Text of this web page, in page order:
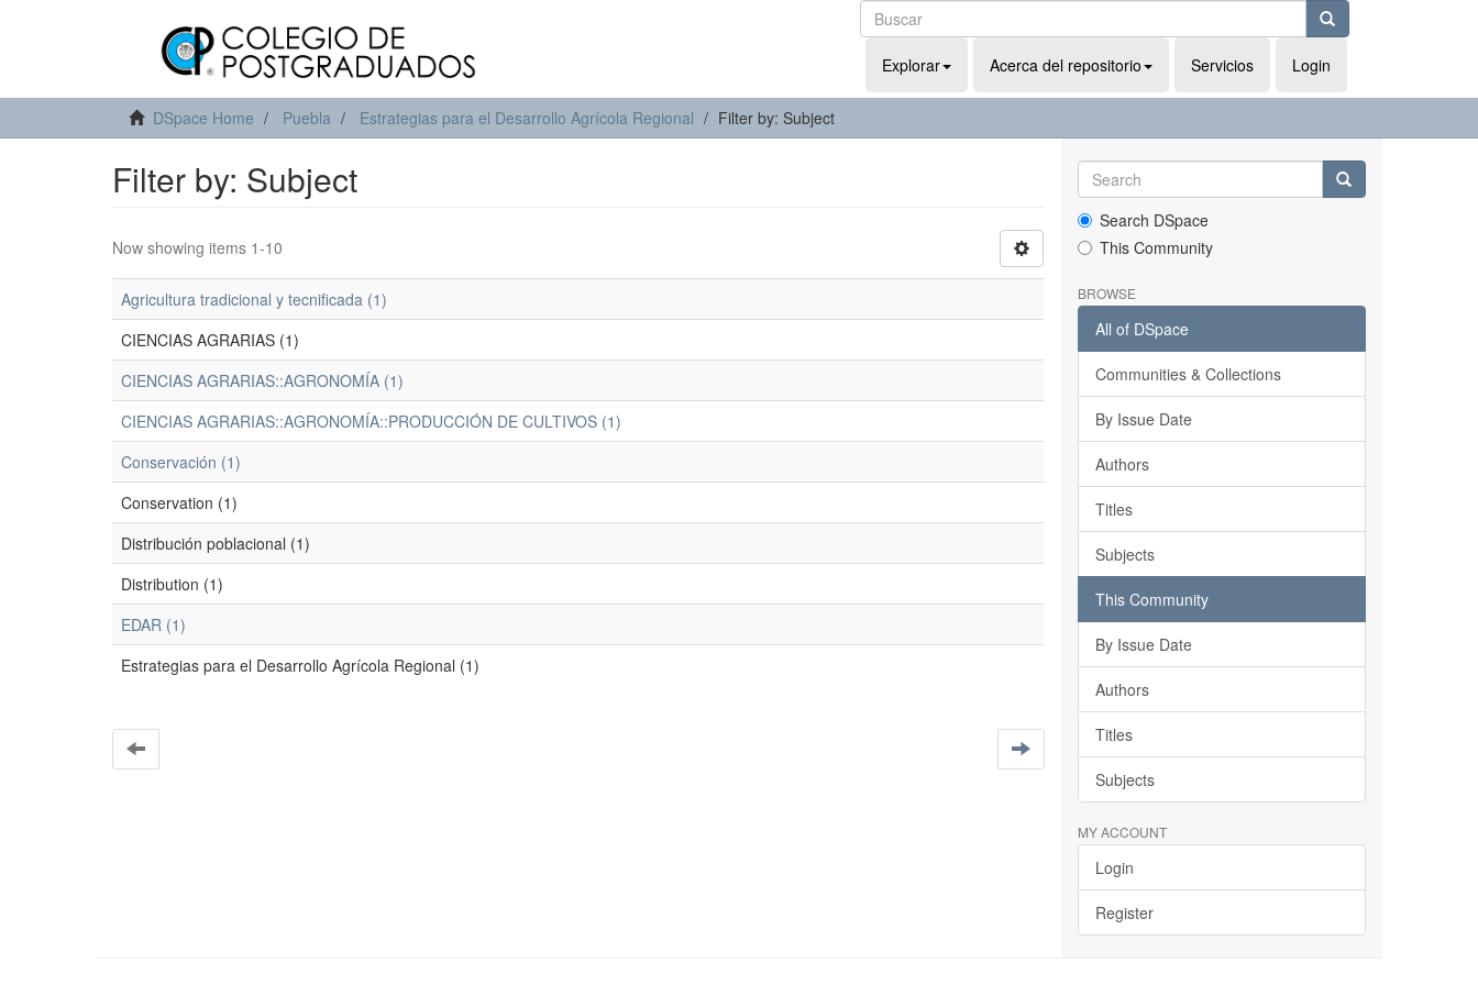
Explorar Acerca del repositorio Servicios Login
DSpace Home Puebla Estrategias para el Desarrollo Agrícola Regional Filter by: Subject
Filter by: Subject
Now showing items 1-10
Agricultura tradicional y tecnificada (1)
CIENCIAS AGRARIAS (1)
CIENCIAS AGRARIAS::AGRONOMÍA (1)
CIENCIAS AGRARIAS::AGRONOMÍA::PRODUCCIÓN DE CULTIVOS (1)
Conservación (1)
Conservation (1)
Distribución poblacional (1)
Distribution (1)
EDAR (1)
Estrategias para el Desarrollo Agrícola Regional (1)
Search DSpace
This Community
BROWSE
All of DSpace
Communities & Collections
By Issue Date
Authors
Titles
Subjects
This Community
By Issue Date
Authors
Titles
Subjects
MY ACCOUNT
Login
Register